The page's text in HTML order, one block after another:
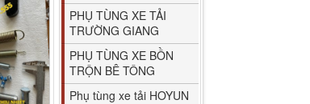
PHỤ TÙNG XE TẢI
TRƯỜNG GIANG
PHỤ TÙNG XE BỒN
TRỘN BÊ TÔNG
Phụ tùng xe tải HOYUN